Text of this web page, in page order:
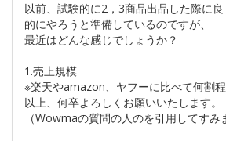
以前、試験的に2，3商品出品した際に
的にやろうと準備しているのですが、
最近はどんな感じでしょうか？
1.売上規模
※楽天やamazon、ヤフーに比べて何割
以上、何卒よろしくお願いいたします。
（Wowmaの質問の人のを引用してすみ